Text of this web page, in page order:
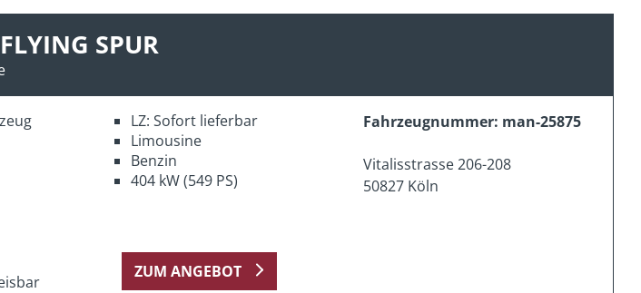
SPUR
LZ: Sofort lieferbar
Limousine
Benzin
404 kW (549 PS)
Fahrzeugnummer: man-25875
Vitalisstrasse 206-208
50827 Köln
ZUM ANGEBOT